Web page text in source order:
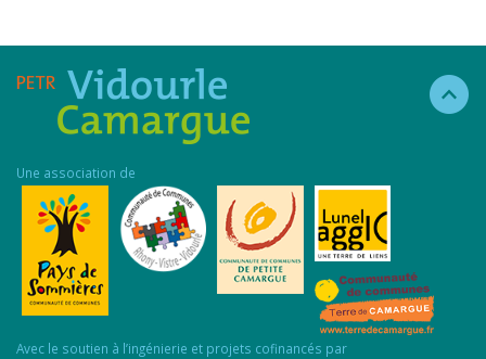
Une association de
Avec le soutien à l’ingénierie et projets cofinancés par